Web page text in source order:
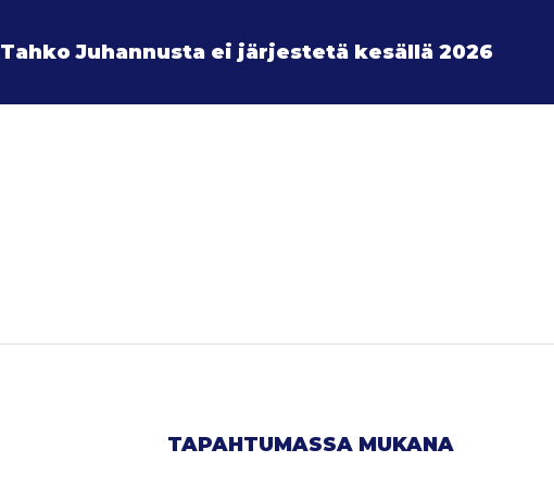
Tahko Juhannusta ei järjestetä kesällä 2026
TAPAHTUMASSA MUKANA